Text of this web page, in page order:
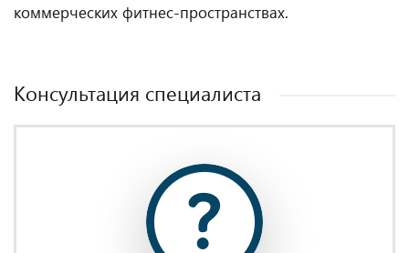
коммерческих фитнес‑пространствах.
Консультация специалиста